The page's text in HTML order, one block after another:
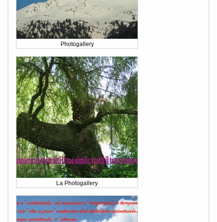
Photogallery
La Photogallery